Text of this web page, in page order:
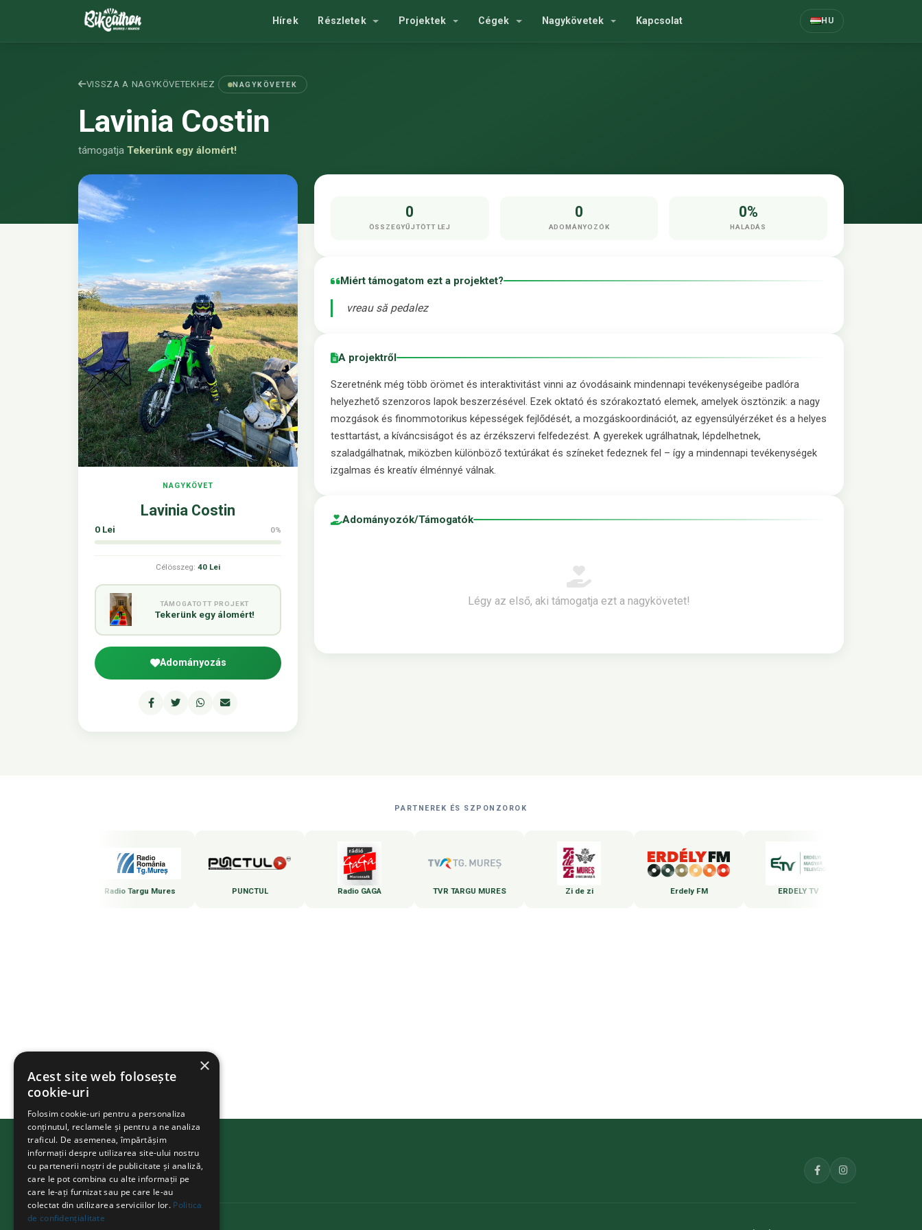
Hírek Részletek Projektek Cégek Nagykövetek Kapcsolat HU
VISSZA A NAGYKÖVETEKHEZ NAGYKÖVETEK
Lavinia Costin
támogatja Tekerünk egy álomért!
NAGYKÖVET
Lavinia Costin
0 Lei 0%
Célösszeg: 40 Lei
TÁMOGATOTT PROJEKT
Tekerünk egy álomért!
Adományozás
0
ÖSSZEGYŰJTÖTT LEJ
0
ADOMÁNYOZÓK
0%
HALADÁS
Miért támogatom ezt a projektet?
vreau să pedalez
A projektről
Szeretnénk még több örömet és interaktivitást vinni az óvodásaink mindennapi tevékenységeibe padlóra
helyezhető szenzoros lapok beszerzésével. Ezek oktató és szórakoztató elemek, amelyek ösztönzik: a nagy
mozgások és finommotorikus képességek fejlődését, a mozgáskoordinációt, az egyensúlyérzéket és a helyes
testtartást, a kíváncsiságot és az érzékszervi felfedezést. A gyerekek ugrálhatnak, lépdelhetnek,
szaladgálhatnak, miközben különböző textúrákat és színeket fedeznek fel – így a mindennapi tevékenységek
izgalmas és kreatív élménnyé válnak.
Adományozók/Támogatók
Légy az első, aki támogatja ezt a nagykövetet!
PARTNEREK ÉS SZPONZOROK
Radio Targu Mures PUNCTUL Radio GAGA TVR TARGU MURES Zi de zi Erdely FM ERDELY TV
BIKEATHON.ms
×
Acest site web folosește
cookie-uri
Folosim cookie-uri pentru a personaliza
conținutul, reclamele și pentru a ne analiza
traficul. De asemenea, împărtășim
informații despre utilizarea site-ului nostru
cu partenerii noștri de publicitate și analiză,
care le pot combina cu alte informații pe
care le-ați furnizat sau pe care le-au
colectat din utilizarea serviciilor lor. Politica
de confidențialitate